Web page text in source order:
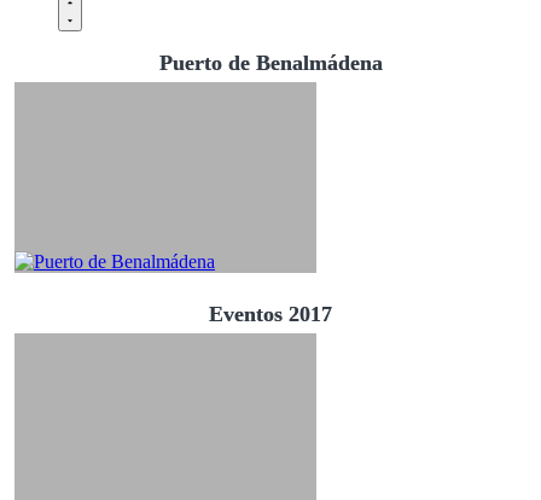
Puerto de Benalmádena
Eventos 2017